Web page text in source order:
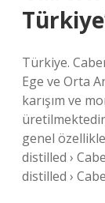
Türkiye.
Ege ve Orta
karışım ve
genel
distilled ›
distilled ›